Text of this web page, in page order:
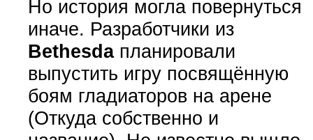
Но история могла повернуться
иначе. Разработчики из
Bethesdaпланировали
выпустить игру посвящённую
боям гладиаторов на арене
(Откуда собственно и